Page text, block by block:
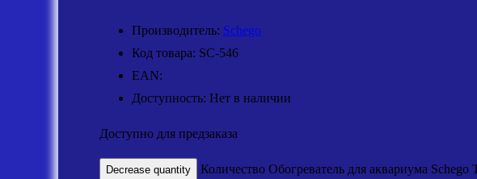
Производитель: Schego
Код товара: SC-546
EAN:
Доступность: Нет в наличии
Доступно для предзаказа
Decrease quantity Количество Обогреватель для аквариума Schego